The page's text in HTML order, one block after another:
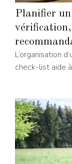
Planifier
vérification,
L’organisation
check-list aide